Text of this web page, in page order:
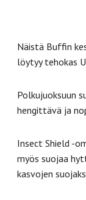
Näistä Buffin
löytyy tehokas
Polkujuoksuun
hengittävä ja
Insect Shield -
myös suojaa
kasvojen